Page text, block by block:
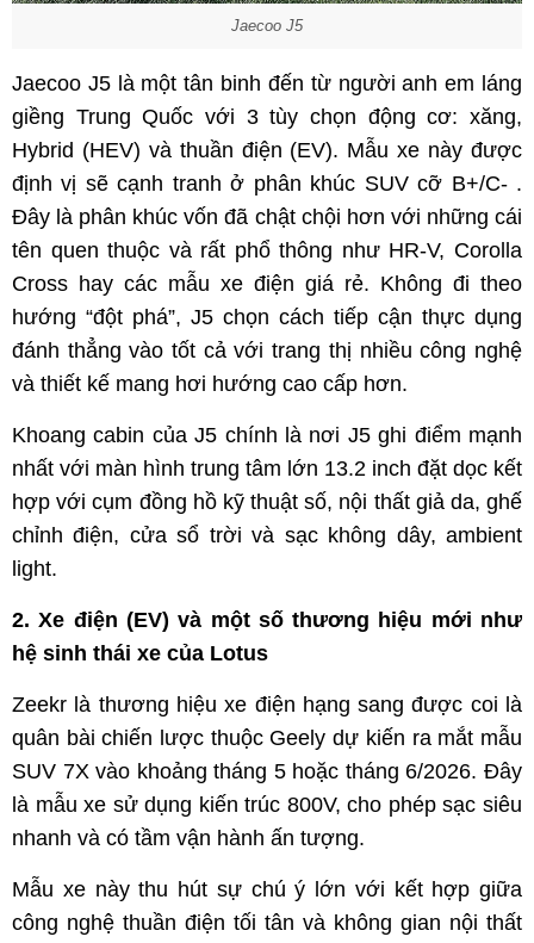
Jaecoo J5
Jaecoo J5 là một tân binh đến từ người anh em láng
giềng Trung Quốc với 3 tùy chọn động cơ: xăng,
Hybrid (HEV) và thuần điện (EV). Mẫu xe này được
định vị sẽ cạnh tranh ở phân khúc SUV cỡ B+/C- .
Đây là phân khúc vốn đã chật chội hơn với những cái
tên quen thuộc và rất phổ thông như HR-V, Corolla
Cross hay các mẫu xe điện giá rẻ. Không đi theo
hướng “đột phá”, J5 chọn cách tiếp cận thực dụng
đánh thẳng vào tốt cả với trang thị nhiều công nghệ
và thiết kế mang hơi hướng cao cấp hơn.
Khoang cabin của J5 chính là nơi J5 ghi điểm mạnh
nhất với màn hình trung tâm lớn 13.2 inch đặt dọc kết
hợp với cụm đồng hồ kỹ thuật số, nội thất giả da, ghế
chỉnh điện, cửa sổ trời và sạc không dây, ambient
light.
2. Xe điện (EV) và một số thương hiệu mới như
hệ sinh thái xe của Lotus
Zeekr là thương hiệu xe điện hạng sang được coi là
quân bài chiến lược thuộc Geely dự kiến ra mắt mẫu
SUV 7X vào khoảng tháng 5 hoặc tháng 6/2026. Đây
là mẫu xe sử dụng kiến trúc 800V, cho phép sạc siêu
nhanh và có tầm vận hành ấn tượng.
Mẫu xe này thu hút sự chú ý lớn với kết hợp giữa
công nghệ thuần điện tối tân và không gian nội thất